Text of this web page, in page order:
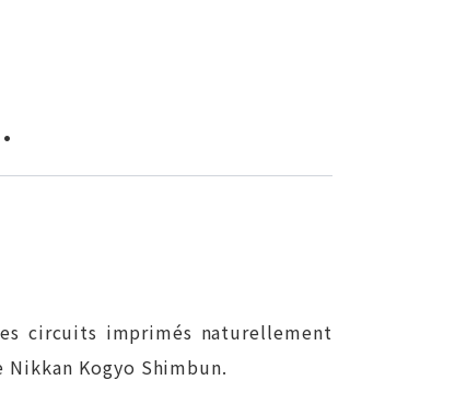
circuits imprimés naturellement
Kogyo Shimbun.